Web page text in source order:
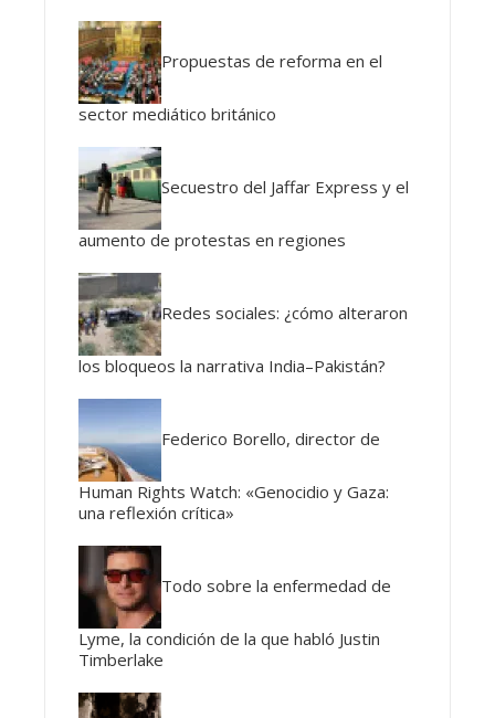
Propuestas de reforma en el
sector mediático británico
Secuestro del Jaffar Express y el
aumento de protestas en regiones
Redes sociales: ¿cómo alteraron
los bloqueos la narrativa India–Pakistán?
Federico Borello, director de
Human Rights Watch: «Genocidio y Gaza:
una reflexión crítica»
Todo sobre la enfermedad de
Lyme, la condición de la que habló Justin
Timberlake